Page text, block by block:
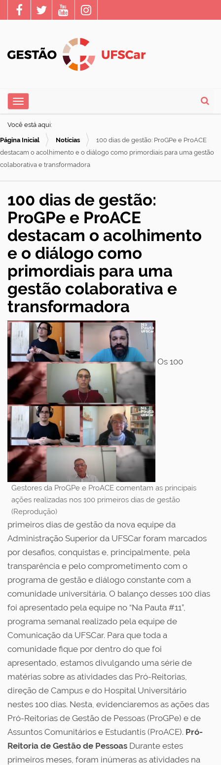
Busca
e
g
a
ç
Toggle navigation
Você está aqui:
Página Inicial Notícias
100 dias de gestão: ProGPe e ProACE
destacam o acolhimento e o diálogo como primordiais para uma gestão
colaborativa e transformadora
100 dias de gestão:
ProGPe e ProACE
destacam o acolhimento
e o diálogo como
primordiais para uma
gestão colaborativa e
transformadora
Gestores da ProGPe e ProACE comentam as principais
ações realizadas nos 100 primeiros dias de gestão
(Reprodução)
Os 100
primeiros dias de gestão da nova equipe da
Administração Superior da UFSCar foram marcados
por desafios, conquistas e, principalmente, pela
transparência e pelo comprometimento com o
programa de gestão e diálogo constante com a
comunidade universitária. O balanço desses 100 dias
foi apresentado pela equipe no “Na Pauta #11”,
programa semanal realizado pela equipe de
Comunicação da UFSCar. Para que toda a
comunidade fique por dentro do que foi
apresentado, estamos divulgando uma série de
matérias sobre as atividades das Pró-Reitorias,
direção de Campus e do Hospital Universitário
nestes 100 dias. Nesta, evidenciaremos as ações das
Pró-Reitorias de Gestão de Pessoas (ProGPe) e de
Assuntos Comunitários e Estudantis (ProACE). Pró-
Reitoria de Gestão de Pessoas Durante estes
primeiros meses, foram inúmeras as atividades na